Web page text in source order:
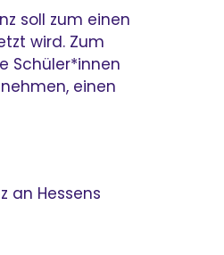
soll zum einen
wird. Zum
Schüler*innen
einen
an Hessens